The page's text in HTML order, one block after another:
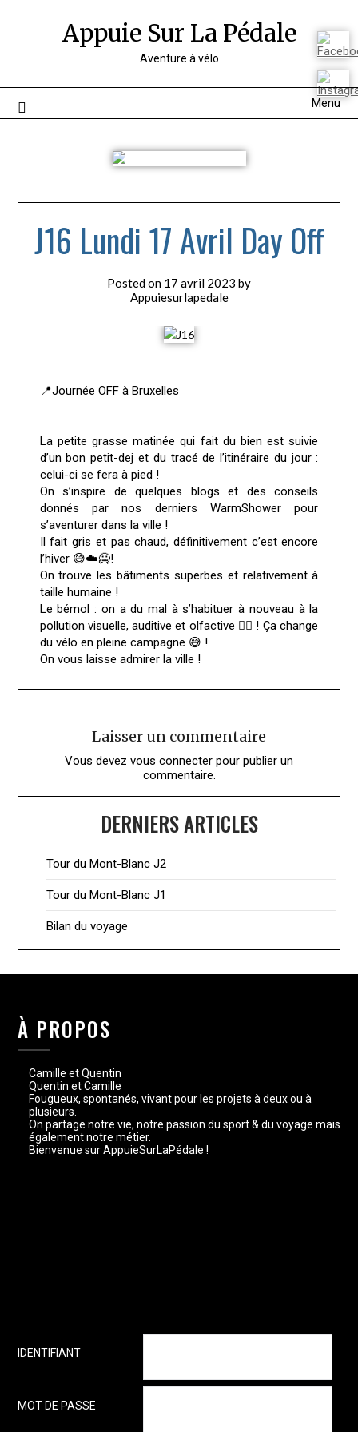
Appuie Sur La Pédale
Aventure à vélo
Menu
J16 Lundi 17 Avril Day Off
Posted on 17 avril 2023 by
Appuiesurlapedale
📍Journée OFF à Bruxelles
La petite grasse matinée qui fait du bien est suivie
d’un bon petit-dej et du tracé de l’itinéraire du jour :
celui-ci se fera à pied !
On s’inspire de quelques blogs et des conseils
donnés par nos derniers WarmShower pour
s’aventurer dans la ville !
Il fait gris et pas chaud, définitivement c’est encore
l’hiver 😅☁️🥶!
On trouve les bâtiments superbes et relativement à
taille humaine !
Le bémol : on a du mal à s’habituer à nouveau à la
pollution visuelle, auditive et olfactive 😵‍💫 ! Ça change
du vélo en pleine campagne 😅 !
On vous laisse admirer la ville !
Laisser un commentaire
Vous devez vous connecter pour publier un
commentaire.
DERNIERS ARTICLES
Tour du Mont-Blanc J2
Tour du Mont-Blanc J1
Bilan du voyage
À PROPOS
Camille et Quentin
Quentin et Camille
Fougueux, spontanés, vivant pour les projets à deux ou à
plusieurs.
On partage notre vie, notre passion du sport & du voyage mais
également notre métier.
Bienvenue sur AppuieSurLaPédale !
IDENTIFIANT
MOT DE PASSE